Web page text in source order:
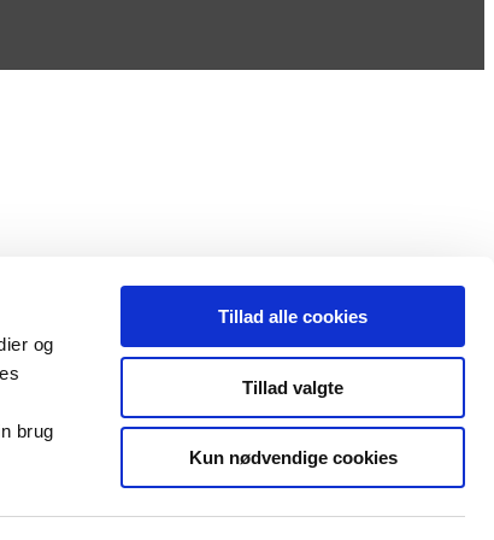
og
brug
Tillad alle cookies
Tillad valgte
Kun nødvendige cookies
necessary are stored on your browser as they are essential
These cookies will be stored in your browser only with your
security features of the website. These cookies do not